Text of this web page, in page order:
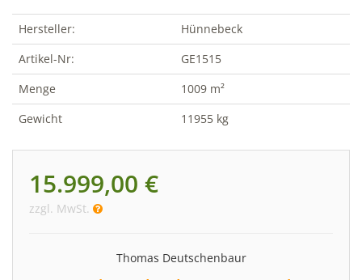
Hersteller:
Hünnebeck
Artikel-Nr:
GE1515
Menge
1009 m²
Gewicht
11955 kg
15.999,00 €
zzgl. MwSt.
Thomas Deutschenbaur